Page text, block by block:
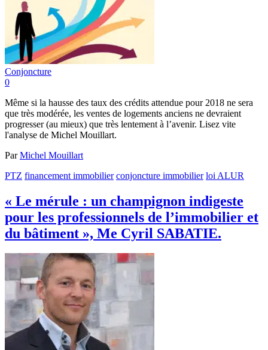
Conjoncture
0
Même si la hausse des taux des crédits attendue pour 2018 ne sera
que très modérée, les ventes de logements anciens ne devraient
progresser (au mieux) que très lentement à l’avenir. Lisez vite
l'analyse de Michel Mouillart.
ParMichel Mouillart
PTZ financement immobilier conjoncture immobilier loi ALUR
« Le mérule : un champignon indigeste
pour les professionnels de l’immobilier et
du bâtiment », Me Cyril SABATIE.